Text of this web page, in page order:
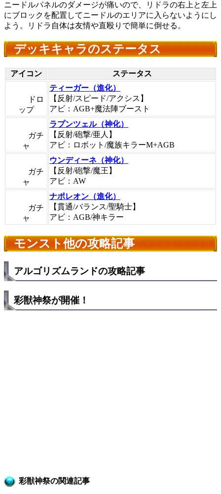
ニードルパネルのダメージが痛いので、リドラの右上と左上
にブロックを配置してニードルのエリアに入らないようにし
よう。リドラ自体は友情や直殴りで簡単に倒せる。
デッキキャラのステータス
アイコン ステータス
ドロ
ップ
ティーガー（進化）
【反射/スピード/アクシス】
アビ：AGB+魔法陣ブースト
ガチ
ャ
ラプンツェル（神化）
【反射/砲撃/亜人】
アビ：ロボット/魔族キラーM+AGB
ガチ
ャ
ウンディーネ（神化）
【反射/砲撃/魔王】
アビ：AW
ガチ
ャ
ナポレオン（進化）
【貫通/バランス/聖騎士】
アビ：AGB/神キラー
モンスト他の攻略記事
アルゴリズムランドの攻略記事
彩獣神祭が開催！
彩獣神祭の関連記事